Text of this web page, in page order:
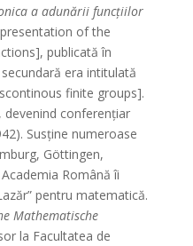
a adunării funcţiilor
of the
publicată în
era intitulată
finite groups].
devenind conferenţiar
Susţine numeroase
Göttingen,
Română îi
pentru matematică.
Mathematische
la Facultatea de